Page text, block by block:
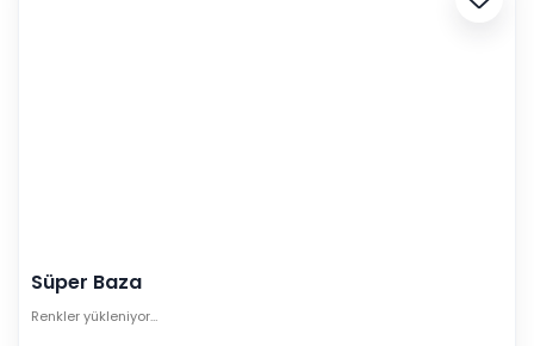
Süper Baza
Renkler yükleniyor…